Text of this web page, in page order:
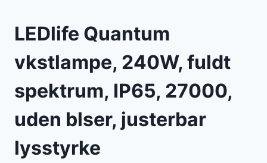
LEDlife Quantum
vkstlampe, 240W, fuldt
spektrum, IP65, 27000,
uden blser, justerbar
lysstyrke